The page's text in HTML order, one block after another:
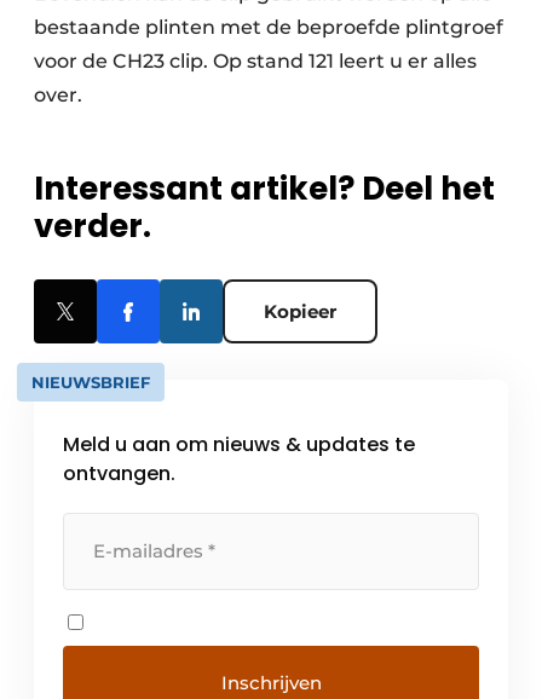
bestaande plinten met de beproefde plintgroef
voor de CH23 clip. Op stand 121 leert u er alles
over.
Interessant artikel? Deel het
verder.
Kopieer
NIEUWSBRIEF
Meld u aan om nieuws & updates te
ontvangen.